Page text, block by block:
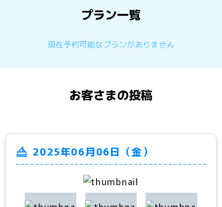
プラン一覧
現在予約可能なプランがありません
お客さまの投稿
2025年06月06日（金）